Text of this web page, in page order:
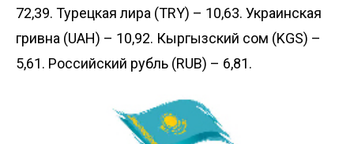
72,39. Турецкая лира (TRY) – 10,63. Украинская
гривна (UAH) – 10,92. Кыргызский сом (KGS) –
5,61. Российский рубль (RUB) – 6,81.